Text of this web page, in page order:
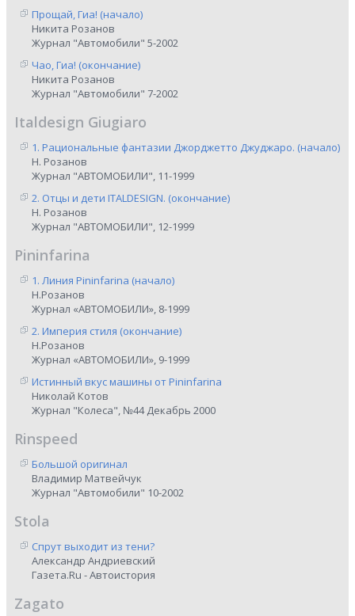
Прощай, Гиа! (начало)
Никита Розанов
Журнал "Автомобили" 5-2002
Чао, Гиа! (окончание)
Никита Розанов
Журнал "Автомобили" 7-2002
Italdesign Giugiaro
1. Рациональные фантазии Джорджетто Джуджаро. (начало)
Н. Розанов
Журнал "АВТОМОБИЛИ", 11-1999
2. Отцы и дети ITALDESIGN. (окончание)
Н. Розанов
Журнал "АВТОМОБИЛИ", 12-1999
Pininfarina
1. Линия Pininfarina (начало)
Н.Розанов
Журнал «АВТОМОБИЛИ», 8-1999
2. Империя стиля (окончание)
Н.Розанов
Журнал «АВТОМОБИЛИ», 9-1999
Истинный вкус машины от Pininfarina
Николай Котов
Журнал "Колеса", №44 Декабрь 2000
Rinspeed
Большой оригинал
Владимир Матвейчук
Журнал "Автомобили" 10-2002
Stola
Спрут выходит из тени?
Александр Андриевский
Газета.Ru - Автоистория
Zagato